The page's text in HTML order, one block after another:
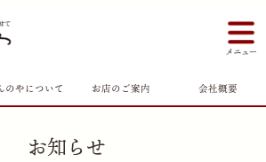
のやについて お店のご案内 会社概要
お知らせ